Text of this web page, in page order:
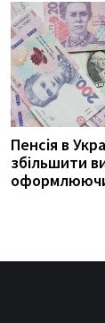
Пенсія в
збільшити